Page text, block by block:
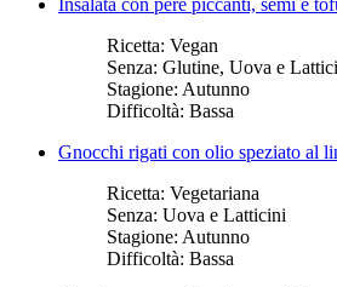
Ricetta: Vegan
Senza: Glutine, Uova e
Stagione: Autunno
Difficoltà: Bassa
Gnocchi rigati con olio speziato al
Ricetta: Vegetariana
Senza: Uova e Latticini
Stagione: Autunno
Difficoltà: Bassa